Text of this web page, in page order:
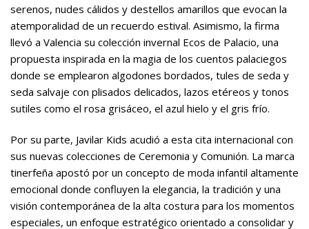
serenos, nudes cálidos y destellos amarillos que evocan la
atemporalidad de un recuerdo estival. Asimismo, la firma
llevó a Valencia su colección invernal Ecos de Palacio, una
propuesta inspirada en la magia de los cuentos palaciegos
donde se emplearon algodones bordados, tules de seda y
seda salvaje con plisados delicados, lazos etéreos y tonos
sutiles como el rosa grisáceo, el azul hielo y el gris frío.
Por su parte, Javilar Kids acudió a esta cita internacional con
sus nuevas colecciones de Ceremonia y Comunión. La marca
tinerfeña apostó por un concepto de moda infantil altamente
emocional donde confluyen la elegancia, la tradición y una
visión contemporánea de la alta costura para los momentos
especiales, un enfoque estratégico orientado a consolidar y